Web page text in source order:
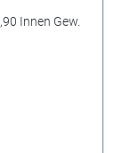
Innen Gew.